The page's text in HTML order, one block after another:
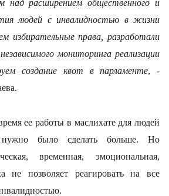
над расширением общественного и
людей с инвалидностью в жизни
избирательные права, разработали
мониторинга реализации
создание квот в парламенте, -
ее работы в маслихате для людей
нужно было сделать больше. Но
временная, эмоциональная,
не позволяет реагировать на все